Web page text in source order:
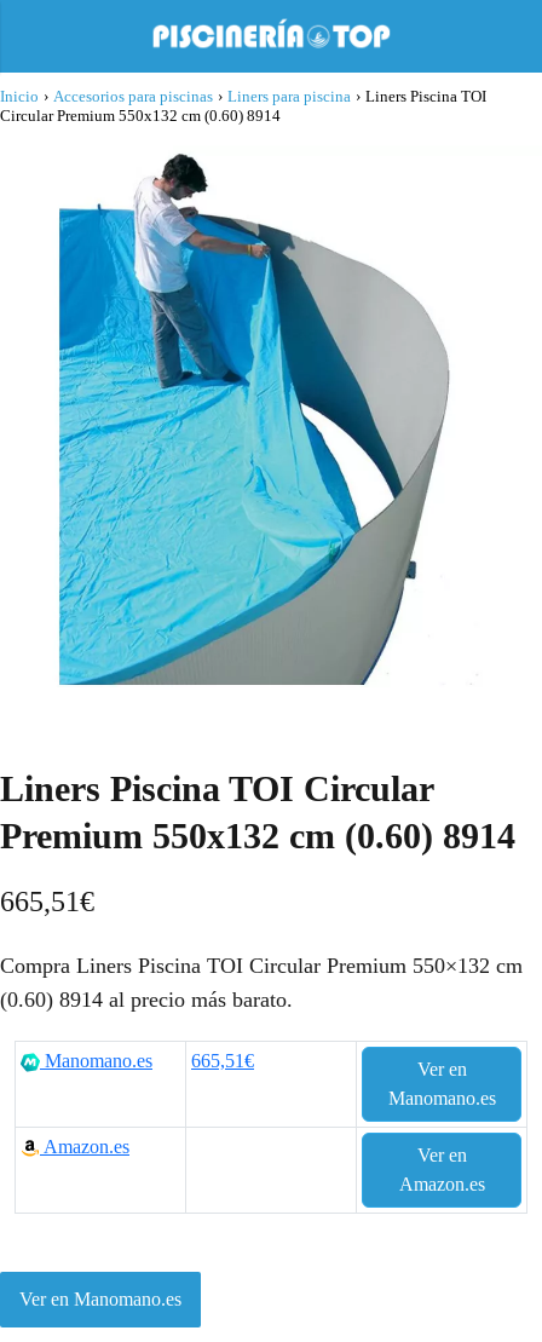
Inicio › Accesorios para piscinas › Liners para piscina › Liners Piscina TOI
Circular Premium 550x132 cm (0.60) 8914
Liners Piscina TOI Circular
Premium 550x132 cm (0.60) 8914
665,51€
Compra Liners Piscina TOI Circular Premium 550×132 cm
(0.60) 8914 al precio más barato.
Manomano.es 665,51€
Ver en
Manomano.es
Amazon.es
Ver en
Amazon.es
Ver en Manomano.es